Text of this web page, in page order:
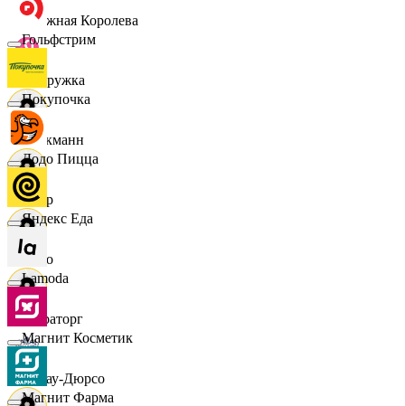
Снежная Королева
Подружка
Стокманн
Cпар
demo
Мираторг
Абрау-Дюрсо
Гольфстрим
Покупочка
Додо Пицца
Яндекс Еда
Lamoda
Магнит Косметик
Магнит Фарма